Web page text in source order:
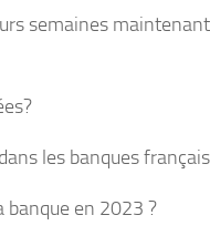
semaines
les banques
banque en 2023 ?